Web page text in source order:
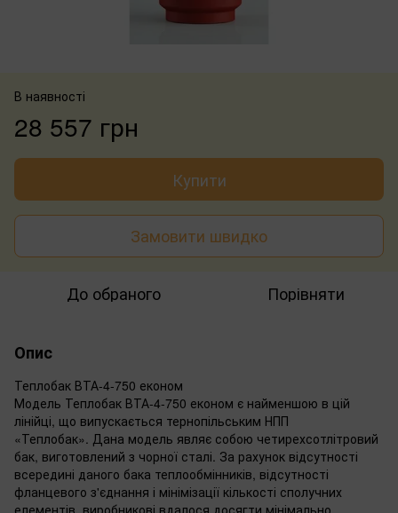
В наявності
28 557 грн
Купити
Замовити швидко
До обраного Порівняти
Опис
Теплобак ВТА-4-750 економ
Модель Теплобак ВТА-4-750 економ є найменшою в цій
лінійці, що випускається тернопільським НПП
«Теплобак». Дана модель являє собою четирехсотлітровий
бак, виготовлений з чорної сталі. За рахунок відсутності
всередині даного бака теплообмінників, відсутності
фланцевого з'єднання і мінімізації кількості сполучних
елементів, виробникові вдалося досягти мінімально